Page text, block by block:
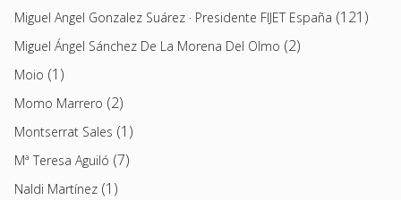
Miguel Angel Gonzalez Suárez · Presidente FIJET España (121)
Miguel Ángel Sánchez De La Morena Del Olmo (2)
Moio (1)
Momo Marrero (2)
Montserrat Sales (1)
Mª Teresa Aguiló (7)
Naldi Martínez (1)